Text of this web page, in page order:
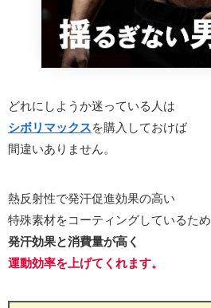
どれにしようか迷っている人は
シボリマックスを購入しておけば
間違いありません。
熱反射性で発汗促進効果の高い
特殊素材をコーティングしているため
発汗効果と消費量が高く
運動効率を上げてくれます。